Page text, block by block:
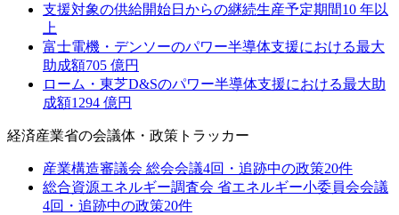
支援対象の供給開始日からの継続生産予定期間10 年以
上
富士電機・デンソーのパワー半導体支援における最大
助成額705 億円
ローム・東芝D&Sのパワー半導体支援における最大助
成額1294 億円
経済産業省の会議体・政策トラッカー
産業構造審議会 総会会議4回・追跡中の政策20件
総合資源エネルギー調査会 省エネルギー小委員会会議
4回・追跡中の政策20件